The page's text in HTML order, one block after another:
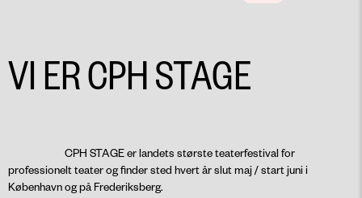
VI ER CPH STAGE
CPH STAGE er landets største teaterfestival for
professionelt teater og finder sted hvert år slut maj / start juni i
København og på Frederiksberg.